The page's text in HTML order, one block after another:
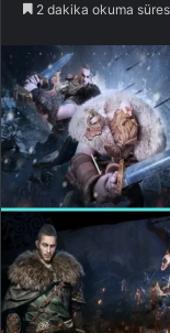
2 dakika okuma